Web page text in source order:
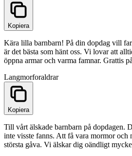
Kopiera
Kära lilla barnbarn! På din dopdag vill
är det bästa som hänt oss. Vi lovar att
öppna armar och varma famnar. Grattis
Langmorforaldrar
Kopiera
Till vårt älskade barnbarn på dopdagen.
inte visste fanns. Att få vara mormor
största gåva. Vi älskar dig oändligt